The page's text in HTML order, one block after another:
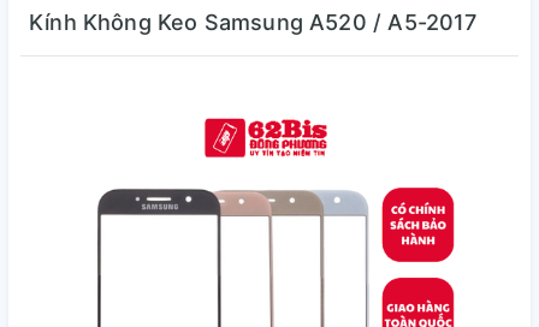
Kính Không Keo Samsung A520 / A5-2017